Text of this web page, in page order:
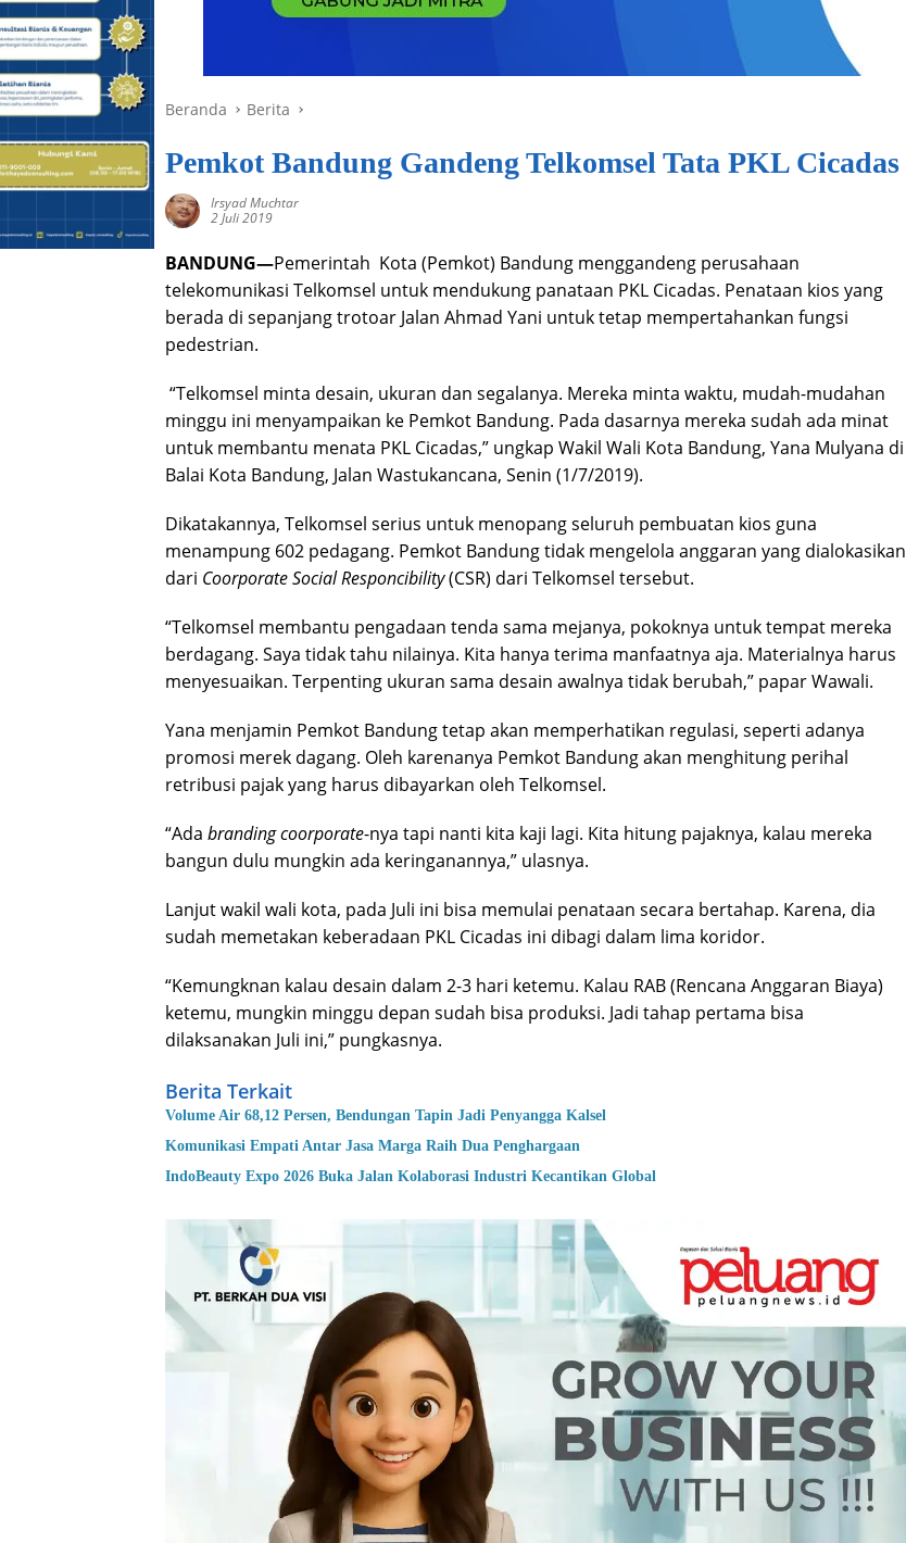
Beranda Berita
Pemkot Bandung Gandeng Telkomsel Tata PKL Cicadas
Irsyad Muchtar
2 Juli 2019
BANDUNG—Pemerintah Kota (Pemkot) Bandung menggandeng perusahaan
telekomunikasi Telkomsel untuk mendukung panataan PKL Cicadas. Penataan kios yang
berada di sepanjang trotoar Jalan Ahmad Yani untuk tetap mempertahankan fungsi
pedestrian.
“Telkomsel minta desain, ukuran dan segalanya. Mereka minta waktu, mudah-mudahan
minggu ini menyampaikan ke Pemkot Bandung. Pada dasarnya mereka sudah ada minat
untuk membantu menata PKL Cicadas,” ungkap Wakil Wali Kota Bandung, Yana Mulyana di
Balai Kota Bandung, Jalan Wastukancana, Senin (1/7/2019).
Dikatakannya, Telkomsel serius untuk menopang seluruh pembuatan kios guna
menampung 602 pedagang. Pemkot Bandung tidak mengelola anggaran yang dialokasikan
dari Coorporate Social Responcibility(CSR) dari Telkomsel tersebut.
“Telkomsel membantu pengadaan tenda sama mejanya, pokoknya untuk tempat mereka
berdagang. Saya tidak tahu nilainya. Kita hanya terima manfaatnya aja. Materialnya harus
menyesuaikan. Terpenting ukuran sama desain awalnya tidak berubah,” papar Wawali.
Yana menjamin Pemkot Bandung tetap akan memperhatikan regulasi, seperti adanya
promosi merek dagang. Oleh karenanya Pemkot Bandung akan menghitung perihal
retribusi pajak yang harus dibayarkan oleh Telkomsel.
“Ada branding coorporate-nya tapi nanti kita kaji lagi. Kita hitung pajaknya, kalau mereka
bangun dulu mungkin ada keringanannya,” ulasnya.
Lanjut wakil wali kota, pada Juli ini bisa memulai penataan secara bertahap. Karena, dia
sudah memetakan keberadaan PKL Cicadas ini dibagi dalam lima koridor.
“Kemungknan kalau desain dalam 2-3 hari ketemu. Kalau RAB (Rencana Anggaran Biaya)
ketemu, mungkin minggu depan sudah bisa produksi. Jadi tahap pertama bisa
dilaksanakan Juli ini,” pungkasnya.
Berita Terkait
Volume Air 68,12 Persen, Bendungan Tapin Jadi Penyangga Kalsel
Komunikasi Empati Antar Jasa Marga Raih Dua Penghargaan
IndoBeauty Expo 2026 Buka Jalan Kolaborasi Industri Kecantikan Global